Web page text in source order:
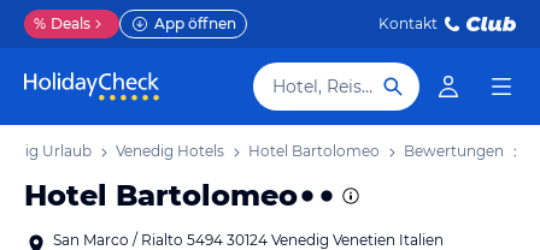
% Deals App öffnen Kontakt
Hotel, Reiseziel
Urlaub Venedig Hotels Hotel Bartolomeo Bewertungen
Hotel Bartolomeo
San Marco / Rialto 5494 30124 Venedig Venetien Italien